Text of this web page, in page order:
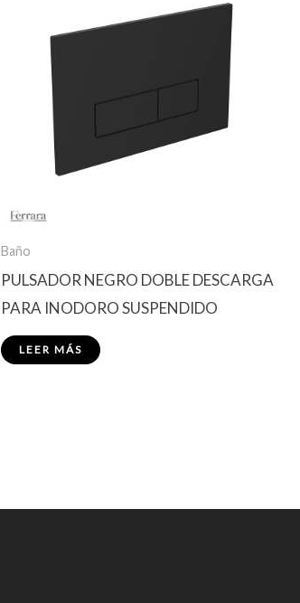
Baño
PULSADOR NEGRO DOBLE DESCARGA
PARA INODORO SUSPENDIDO
LEER MÁS